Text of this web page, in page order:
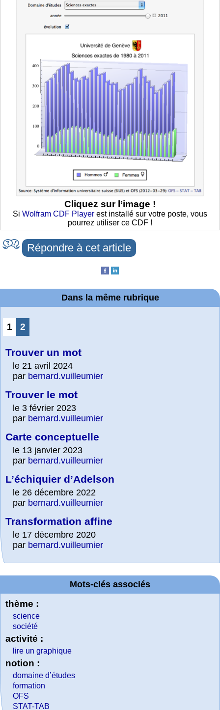
Cliquez sur l’image !
Si Wolfram CDF Player est installé sur votre poste, vous
pourrez utiliser ce CDF !
Répondre à cet article
Dans la même rubrique
1 2
Trouver un mot
le 21 avril 2024
par bernard.vuilleumier
Trouver le mot
le 3 février 2023
par bernard.vuilleumier
Carte conceptuelle
le 13 janvier 2023
par bernard.vuilleumier
L’échiquier d’Adelson
le 26 décembre 2022
par bernard.vuilleumier
Transformation affine
le 17 décembre 2020
par bernard.vuilleumier
Mots-clés associés
thème :
science
société
activité :
lire un graphique
notion :
domaine d’études
formation
OFS
STAT-TAB